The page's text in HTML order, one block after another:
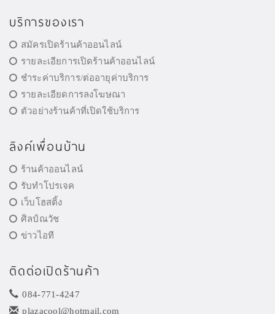
บริการของเรา
สมัครเปิดร้านค้าออนไลน์
รายละเอียการเปิดร้านค้าออนไลน์
ชำระค่าบริการ/ต่ออายุค่าบริการ
รายละเอียดการลงโฆษณา
ตัวอย่างร้านค้าที่เปิดใช้บริการ
ลิงค์เพื่อนบ้าน
ร้านค้าออนไลน์
รับทำโปรเจค
เว็บโฮสติ้ง
ศิลป์ณวัช
ข่าวไอที
ติดต่อเปิดร้านค้า
084-771-4247
plazacool@hotmail.com